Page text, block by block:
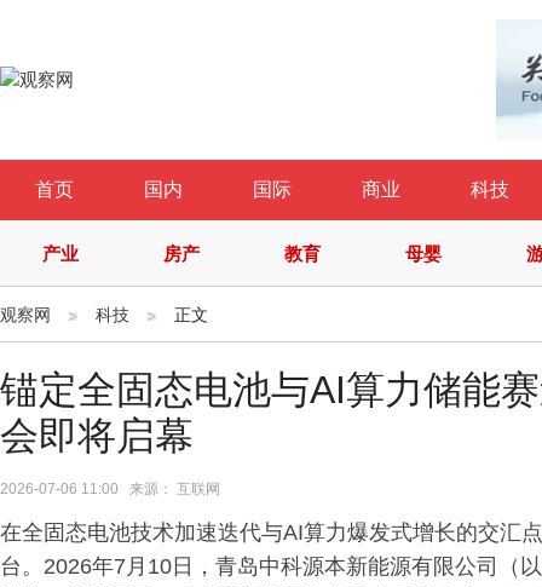
首页 国内 国际 商业 科技
产业 房产 教育 母婴
观察网 科技 正文
锚定全固态电池与AI算力储能
会即将启幕
2026-07-06 11:00 来源： 互联网
在全固态电池技术加速迭代与AI算力爆发式增长的交汇
台。2026年7月10日，青岛中科源本新能源有限公司（